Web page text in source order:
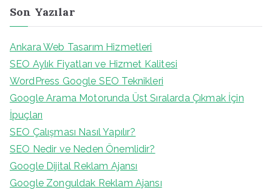
Son Yazılar
Ankara Web Tasarım Hizmetleri
SEO Aylık Fiyatları ve Hizmet Kalitesi
WordPress Google SEO Teknikleri
Google Arama Motorunda Üst Sıralarda Çıkmak İçin
İpuçları
SEO Çalışması Nasıl Yapılır?
SEO Nedir ve Neden Önemlidir?
Google Dijital Reklam Ajansı
Google Zonguldak Reklam Ajansı